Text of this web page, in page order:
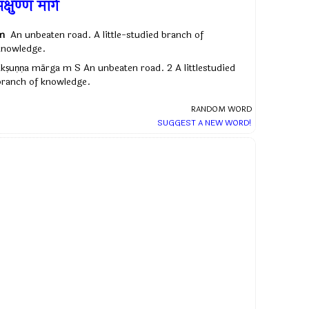
मार्ग
An unbeaten road. A little-studied branch of
mārga m S An unbeaten road. 2 A littlestudied
of knowledge.
RANDOM WORD
SUGGEST A NEW WORD!